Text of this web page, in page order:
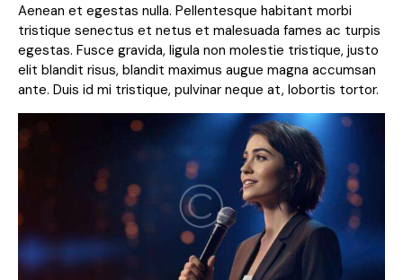
Aenean et egestas nulla. Pellentesque habitant morbi
tristique senectus et netus et malesuada fames ac turpis
egestas. Fusce gravida, ligula non molestie tristique, justo
elit blandit risus, blandit maximus augue magna accumsan
ante. Duis id mi tristique, pulvinar neque at, lobortis tortor.